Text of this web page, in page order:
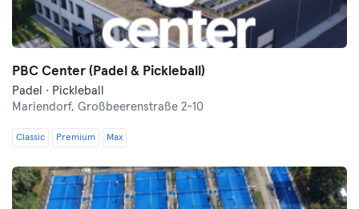
PBC Center (Padel & Pickleball)
Padel · Pickleball
Mariendorf, Großbeerenstraße 2-10
Classic Premium Max